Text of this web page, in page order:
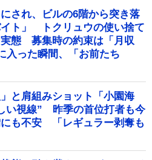
にされ、ビルの6階から突き落
ト」 トクリュウの使い捨て
態 募集時の約束は「月収
入った瞬間、「お前たち
」と肩組みショット「小園海
い視線” 昨季の首位打者も今
も不安 「レギュラー剥奪も